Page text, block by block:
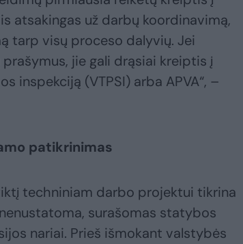
atsakingas už darbų koordinavimą,
tarp visų proceso dalyvių. Jei
jie gali drąsiai kreiptis į
inspekciją (VTPSI) arba APVA“, –
patikrinimas
techniniam darbo projektui tikrina
surašomas statybos
nariai. Prieš išmokant valstybės